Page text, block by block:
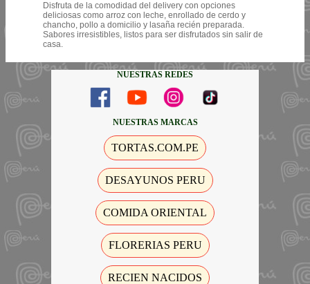
Disfruta de la comodidad del delivery con opciones
deliciosas como arroz con leche, enrollado de cerdo y
chancho, pollo a domicilio y lasaña recién preparada.
Sabores irresistibles, listos para ser disfrutados sin salir de
casa.
NUESTRAS REDES
NUESTRAS MARCAS
TORTAS.COM.PE
DESAYUNOS PERU
COMIDA ORIENTAL
FLORERIAS PERU
RECIEN NACIDOS